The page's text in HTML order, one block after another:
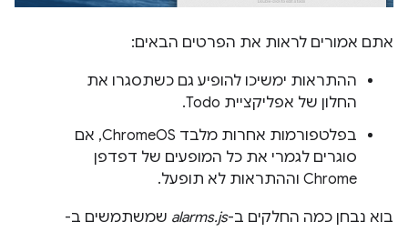
אתם אמורים לראות את הפרטים הבאים:
ההתראות ימשיכו להופיע גם כשתסגרו את
החלון של אפליקציית Todo.
בפלטפורמות אחרות מלבד ChromeOS, אם
סוגרים לגמרי את כל המופעים של דפדפן
Chrome וההתראות לא תופעל.
בוא נבחן כמה החלקים ב-alarms.js שמשתמשים ב-